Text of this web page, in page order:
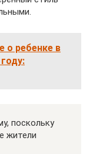
о ребенке в
поскольку
жители